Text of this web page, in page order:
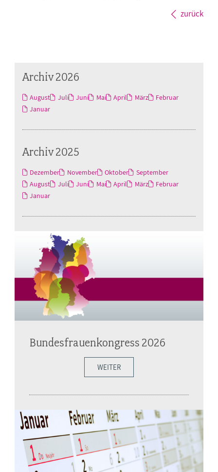
zurück
Archiv 2026
August Juli Juni Mai April März
Februar
Januar
Archiv 2025
Dezember November Oktober
September
August
Juli Juni Mai April März
Februar
Januar
Bundesfrauenkongress 2026
WEITER